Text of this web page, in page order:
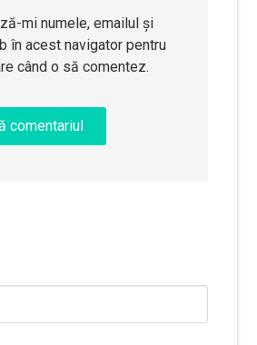
mi numele, emailul și
în acest navigator pentru
când o să comentez.